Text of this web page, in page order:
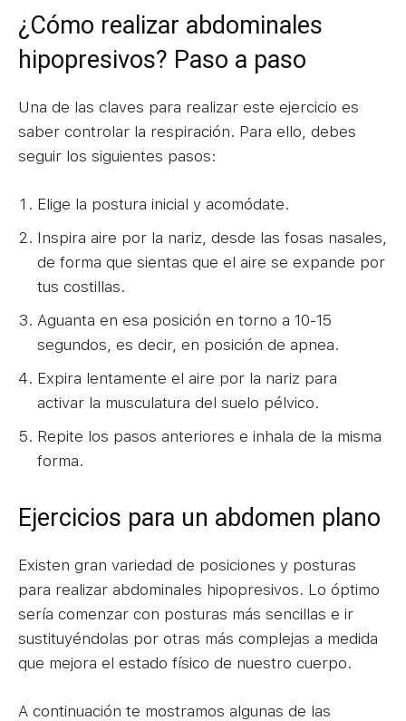
¿Cómo realizar abdominales
hipopresivos? Paso a paso
Una de las claves para realizar este ejercicio es
saber controlar la respiración. Para ello, debes
seguir los siguientes pasos:
Elige la postura inicial y acomódate.
Inspira aire por la nariz, desde las fosas nasales,
de forma que sientas que el aire se expande por
tus costillas.
Aguanta en esa posición en torno a 10-15
segundos, es decir, en posición de apnea.
Expira lentamente el aire por la nariz para
activar la musculatura del suelo pélvico.
Repite los pasos anteriores e inhala de la misma
forma.
Ejercicios para un abdomen plano
Existen gran variedad de posiciones y posturas
para realizar abdominales hipopresivos. Lo óptimo
sería comenzar con posturas más sencillas e ir
sustituyéndolas por otras más complejas a medida
que mejora el estado físico de nuestro cuerpo.
A continuación te mostramos algunas de las